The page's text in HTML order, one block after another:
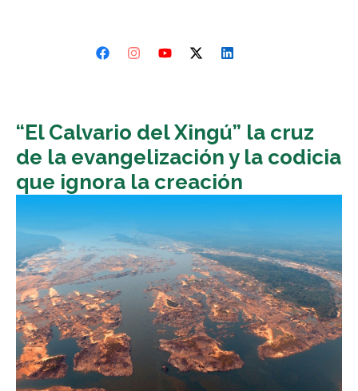
“El Calvario del Xingú” la cruz
de la evangelización y la codicia
que ignora la creación